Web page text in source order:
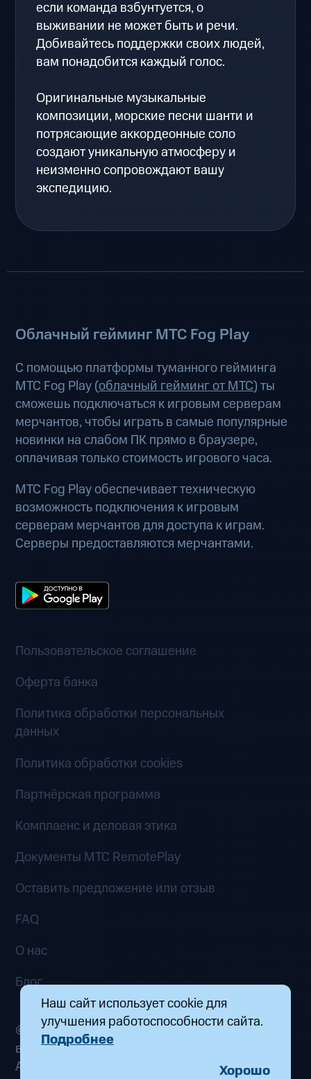
если команда взбунтуется, о
выживании не может быть и речи.
Добивайтесь поддержки своих людей,
вам понадобится каждый голос.
Оригинальные музыкальные
композиции, морские песни шанти и
потрясающие аккордеонные соло
создают уникальную атмосферу и
неизменно сопровождают вашу
экспедицию.
Облачный гейминг МТС Fog Play
С помощью платформы туманного гейминга
МТС Fog Play (облачный гейминг от МТС) ты
сможешь подключаться к игровым серверам
мерчантов, чтобы играть в самые популярные
новинки на слабом ПК прямо в браузере,
оплачивая только стоимость игрового часа.
МТС Fog Play обеспечивает техническую
возможность подключения к игровым
серверам мерчантов для доступа к играм.
Серверы предоставляются мерчантами.
Пользовательское соглашение
Оферта банка
Политика обработки персональных
данных
Политика обработки cookies
Партнёрская программа
Комплаенс и деловая этика
Документы MTC RemotePlay
Оставить предложение или отзыв
FAQ
О нас
Блог
© 2026 ООО «Маркетплейс распределенных
вычислений». Все права защищены
Адрес: 115432, г. Москва, пр-кт Андропова, д.
Наш сайт использует cookie для
улучшения работоспособности сайта.
Подробнее
Хорошо